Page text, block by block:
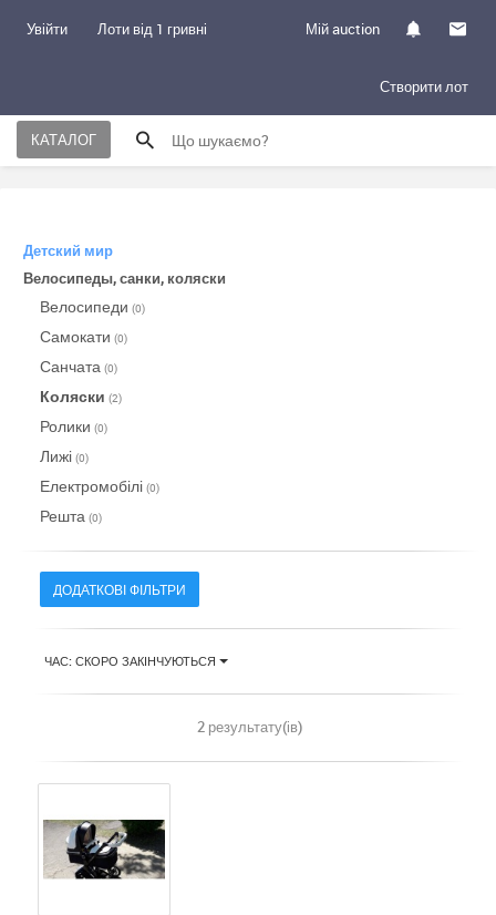
Увійти Лоти від 1 гривні Мій auction
Створити лот
КАТАЛОГ
Детский мир
Велосипеды, санки, коляски
Велосипеди (0)
Самокати (0)
Санчата (0)
Коляски (2)
Ролики (0)
Лижі (0)
Електромобілі (0)
Решта (0)
ДОДАТКОВІ ФІЛЬТРИ
ЧАС: СКОРО ЗАКІНЧУЮТЬСЯ
2 результату(ів)